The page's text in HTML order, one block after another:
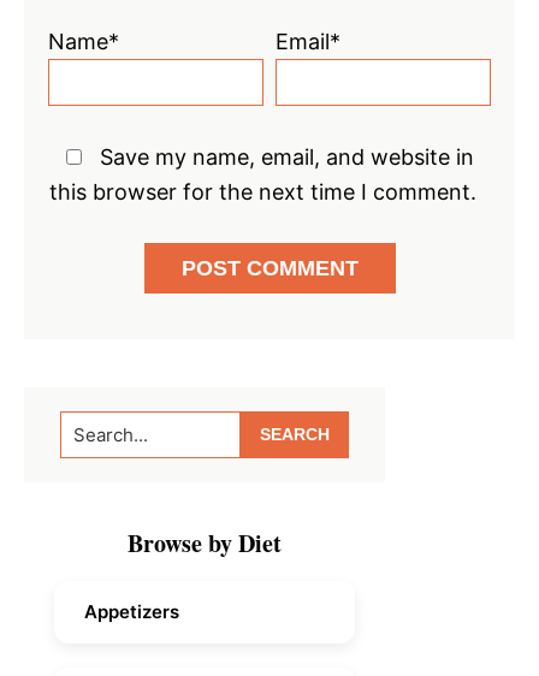
Name* Email*
Save my name, email, and website in
this browser for the next time I comment.
Primary
Sidebar
Search...
Browse by Diet
Appetizers